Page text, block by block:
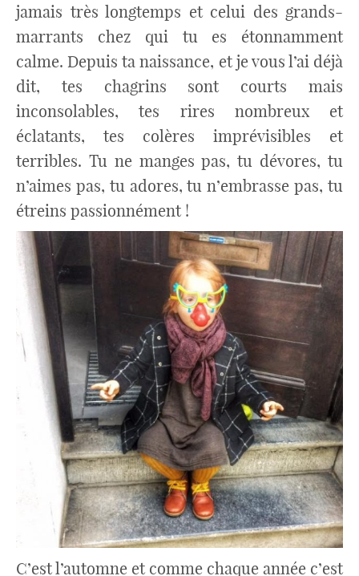
jamais très longtemps et celui des grands-
marrants chez qui tu es étonnamment
calme. Depuis ta naissance, et je vous l’ai déjà
dit, tes chagrins sont courts mais
inconsolables, tes rires nombreux et
éclatants, tes colères imprévisibles et
terribles. Tu ne manges pas, tu dévores, tu
n’aimes pas, tu adores, tu n’embrasse pas, tu
étreins passionnément !
C’est l’automne et comme chaque année c’est